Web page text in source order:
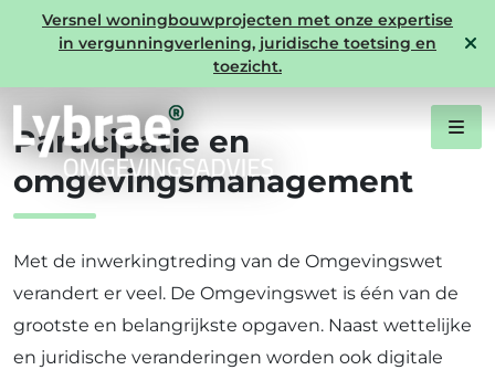
Versnel woningbouwprojecten met onze expertise
in vergunningverlening, juridische toetsing en
toezicht.
Expertise
Participatie en
omgevingsmanagement
Met de inwerkingtreding van de Omgevingswet
verandert er veel. De Omgevingswet is één van de
grootste en belangrijkste opgaven. Naast wettelijke
en juridische veranderingen worden ook digitale